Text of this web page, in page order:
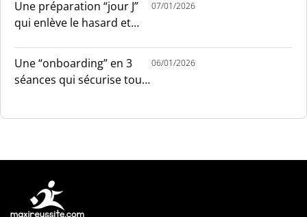
Une préparation “jour J”
qui enlève le hasard et
07/01/2026
Une “onboarding” en 3
séances qui sécurise tout
06/01/2026